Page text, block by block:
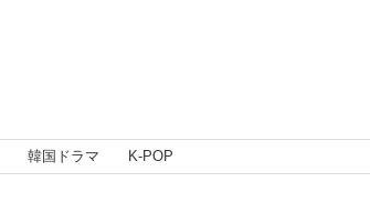
韓国ドラマ K-POP